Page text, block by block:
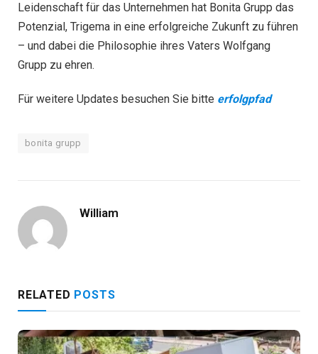
Leidenschaft für das Unternehmen hat Bonita Grupp das
Potenzial, Trigema in eine erfolgreiche Zukunft zu führen
– und dabei die Philosophie ihres Vaters Wolfgang
Grupp zu ehren.
Für weitere Updates besuchen Sie bitte erfolgpfad
bonita grupp
William
RELATED POSTS